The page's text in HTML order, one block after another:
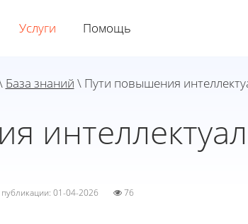
Услуги Помощь
База знаний \ Пути повышения
публикации: 01-04-2026 76